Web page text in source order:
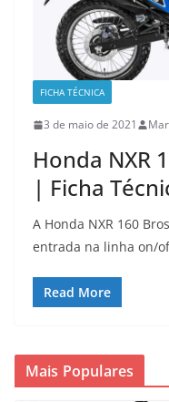
FICHA TÉCNICA
3 de maio de 2021
Honda NXR
| Ficha
A Honda NXR 160
entrada na linha on/
Read More
Mais Populares